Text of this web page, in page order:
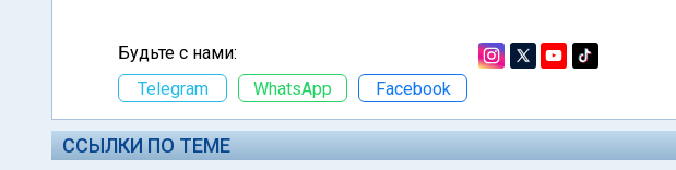
Будьте с нами:
Telegram
WhatsApp Facebook
ССЫЛКИ ПО ТЕМЕ